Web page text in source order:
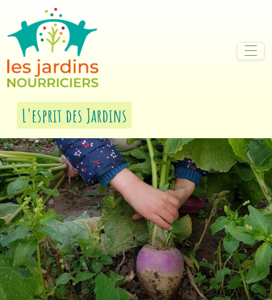
Aller au contenu
Aller à la navigation
L'esprit des Jardins